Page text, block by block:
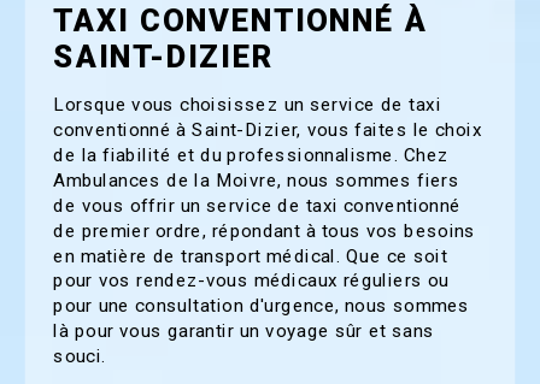
TAXI CONVENTIONNÉ À
SAINT-DIZIER
Lorsque vous choisissez un service de taxi
conventionné à Saint-Dizier, vous faites le choix
de la fiabilité et du professionnalisme. Chez
Ambulances de la Moivre, nous sommes fiers
de vous offrir un service de taxi conventionné
de premier ordre, répondant à tous vos besoins
en matière de transport médical. Que ce soit
pour vos rendez-vous médicaux réguliers ou
pour une consultation d'urgence, nous sommes
là pour vous garantir un voyage sûr et sans
souci.